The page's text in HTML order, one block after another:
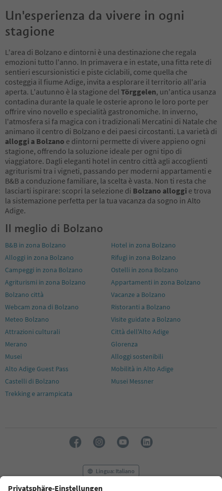
Un'esperienza da vivere in ogni
stagione
L'area di Bolzano e dintorni è una destinazione che regala
emozioni tutto l'anno. In primavera e in estate, una fitta rete di
sentieri escursionistici e piste ciclabili, come quella che
costeggia il fiume Adige, invita a esplorare il territorio all'aria
aperta. L'autunno è la stagione del Törggelen, un'antica usanza
contadina durante la quale le osterie aprono le loro porte per
offrire vino novello e specialità gastronomiche. In inverno,
l'atmosfera si fa magica con i tradizionali Mercatini di Natale che
animano il centro di Bolzano e dei paesi circostanti. La varietà di
alloggi a Bolzano e dintorni permette di vivere appieno ogni
stagione, offrendo la soluzione ideale per ogni tipo di
viaggiatore. Dagli eleganti hotel in centro città agli accoglienti
agriturismi tra i vigneti, passando per moderni appartamenti e
B&B a conduzione familiare, la scelta è vasta. Non ti resta che
lasciarti ispirare: scopri la selezione di Bolzano alloggi e trova
la sistemazione perfetta per la tua vacanza da sogno in Alto
Adige.
Il meglio di Bolzano
B&B in zona Bolzano
Hotel in zona Bolzano
Alloggi in zona Bolzano
Rifugi in zona Bolzano
Campeggi in zona Bolzano
Ostelli in zona Bolzano
Agriturismi in zona Bolzano
Appartamenti in zona Bolzano
Bolzano città
Vacanze a Bolzano
Webcam zona di Bolzano
Ristoranti a Bolzano
Meteo Bolzano
Visite guidate a Bolzano
Attrazioni culturali
Città dell'Alto Adige
Merano
Glorenza
Musei
Alloggi sostenibili
Alto Adige Guest Pass
Mobilità in Alto Adige
Castelli di Bolzano
Musei Messner
Trekking e arrampicata
Lingua: Italiano